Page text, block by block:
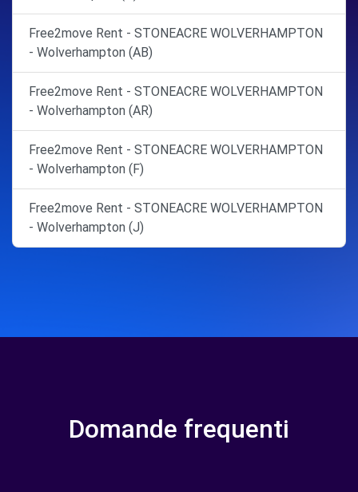
Free2move Rent - STONEACRE WOLVERHAMPTON
- Wolverhampton (AB)
Free2move Rent - STONEACRE WOLVERHAMPTON
- Wolverhampton (AR)
Free2move Rent - STONEACRE WOLVERHAMPTON
- Wolverhampton (F)
Free2move Rent - STONEACRE WOLVERHAMPTON
- Wolverhampton (J)
Domande frequenti